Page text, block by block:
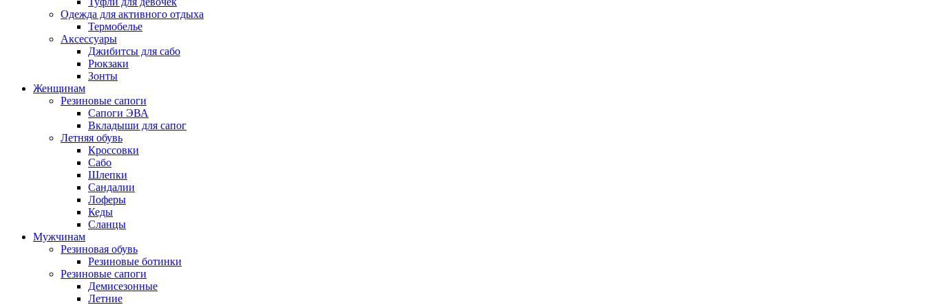
Одежда для активного отдыха
Термобелье
Аксессуары
Джибитсы для сабо
Рюкзаки
Зонты
Женщинам
Резиновые сапоги
Cапоги ЭВА
Вкладыши для сапог
Летняя обувь
Кроссовки
Сабо
Шлепки
Сандалии
Лоферы
Кеды
Сланцы
Мужчинам
Резиновая обувь
Резиновые ботинки
Резиновые сапоги
Демисезонные
Летние